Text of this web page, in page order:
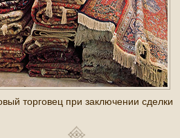
торговец при заключении сделки